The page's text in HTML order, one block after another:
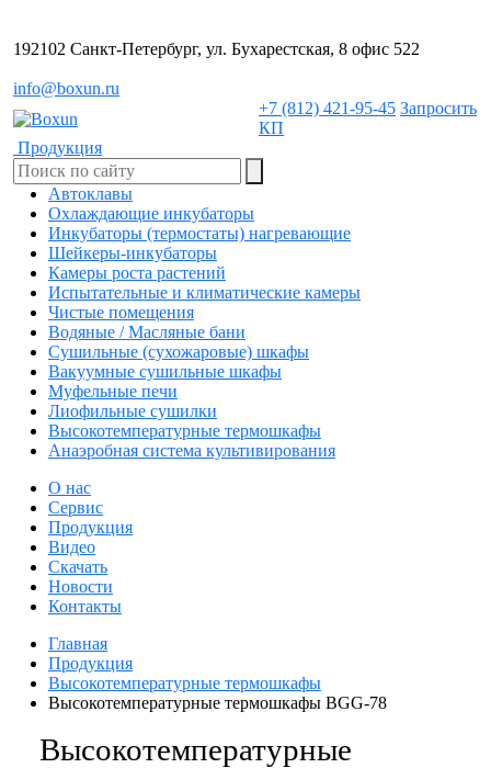
192102 Санкт-Петербург, ул. Бухарестская, 8 офис 522
info@boxun.ru
Продукция
Автоклавы
Охлаждающие инкубаторы
Инкубаторы (термостаты) нагревающие
Шейкеры-инкубаторы
Камеры роста растений
Испытательные и климатические камеры
Чистые помещения
Водяные / Масляные бани
Сушильные (сухожаровые) шкафы
Вакуумные сушильные шкафы
Муфельные печи
Лиофильные сушилки
Высокотемпературные термошкафы
Анаэробная система культивирования
+7 (812) 421-95-45 Запросить
КП
О нас
Сервис
Продукция
Видео
Скачать
Новости
Контакты
Главная
Продукция
Высокотемпературные термошкафы
Высокотемпературные термошкафы BGG-78
Высокотемпературные